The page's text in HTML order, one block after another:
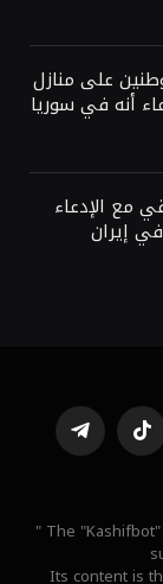
على منازل
أنه في سوريا
مع الإدعاء
إيران
تيكتوك تيلقرام
" The
Its content is